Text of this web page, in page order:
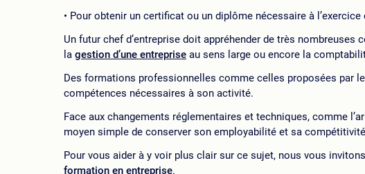
Pour obtenir un certificat ou un diplôme nécessaire à l’exercice
Un futur chef d’entreprise doit appréhender de très nombreuses
la gestion d’une entreprise au sens large ou encore la
Des formations professionnelles comme celles proposées par
compétences nécessaires à son activité.
Face aux changements réglementaires et techniques, comme
moyen simple de conserver son employabilité et sa
Pour vous aider à y voir plus clair sur ce sujet, nous vous
formation en entreprise.